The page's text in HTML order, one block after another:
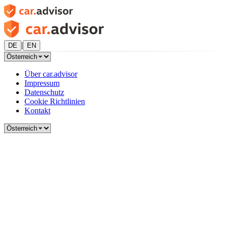
DE | EN
Über car.advisor
Impressum
Datenschutz
Cookie Richtlinien
Kontakt